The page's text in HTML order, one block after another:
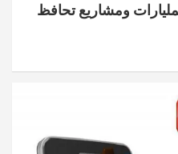
ومشاريع تحافظ